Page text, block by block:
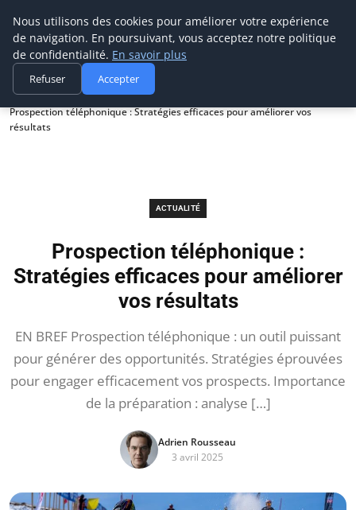
Prospection Pro
Accueil
Actualité
Prospection téléphonique : Stratégies efficaces pour améliorer vos
résultats
ACTUALITÉ
Prospection téléphonique :
Stratégies efficaces pour améliorer
vos résultats
EN BREF Prospection téléphonique : un outil puissant
pour générer des opportunités. Stratégies éprouvées
pour engager efficacement vos prospects. Importance
de la préparation : analyse […]
Adrien Rousseau
3 avril 2025
Nous utilisons des cookies pour améliorer votre expérience
de navigation. En poursuivant, vous acceptez notre politique
de confidentialité. En savoir plus
Refuser Accepter